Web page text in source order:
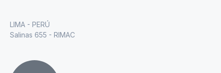
LIMA - PERÚ
Salinas 655 - RIMAC